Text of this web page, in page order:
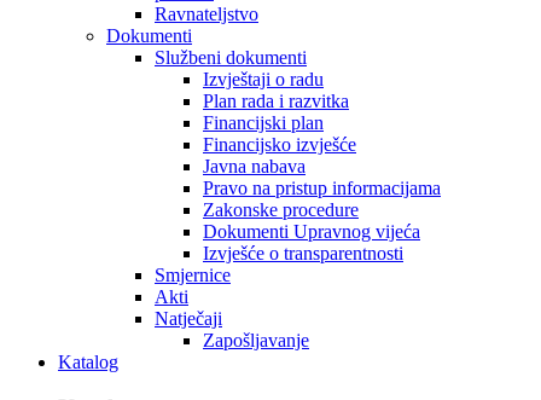
Ravnateljstvo
Dokumenti
Službeni dokumenti
Izvještaji o radu
Plan rada i razvitka
Financijski plan
Financijsko izvješće
Javna nabava
Pravo na pristup informacijama
Zakonske procedure
Dokumenti Upravnog vijeća
Izvješće o transparentnosti
Smjernice
Akti
Natječaji
Zapošljavanje
Katalog